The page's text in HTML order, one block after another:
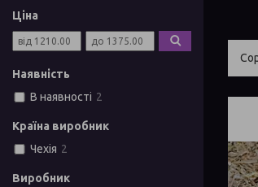
Ціна
Наявність
В наявності 2
Країна виробник
Чехія 2
Виробник